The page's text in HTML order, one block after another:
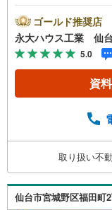
永大ハウス
舗で展開中
紹介！1.＜
と種別を問
設や商業施
し、お客様
当社では【
なる住宅ロ
て頂きます
れのご家族
00（定休日
内も可能で
ゴールド推奨店
永大ハウス工業 仙
5.0
資
取り扱い不
仙台市宮城野区福田町